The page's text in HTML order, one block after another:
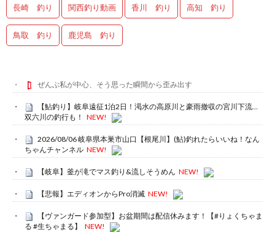
長崎 釣り 関西釣り動画 香川 釣り 高知 釣り
鳥取 釣り 鹿児島 釣り
ぜんぶ私が中心、そう思った瞬間から歪み出す
【鮎釣り】岐阜遠征1泊2日！渇水の高原川と豪雨撤収の宮川下流…
双六川の釣行も！
NEW!
2026/08/06 岐阜県本巣市山口【根尾川】(鮎)釣れたらいいね！なん
ちゃんチャンネル NEW!
【岐阜】釜が滝でマス釣り&流しそうめん NEW!
【悲報】エディオンからPro消滅 NEW!
【ヴァンガード参加型】お盆期間は配信休みます！【#りょくちゃま
る #生ちゃまる】
NEW!